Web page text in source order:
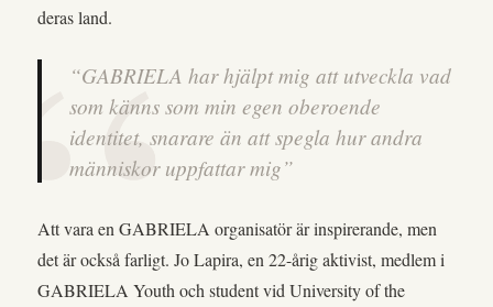
deras land.
“GABRIELA har hjälpt mig att utveckla vad
som känns som min egen oberoende
identitet, snarare än att spegla hur andra
människor uppfattar mig”
Att vara en GABRIELA organisatör är inspirerande, men
det är också farligt. Jo Lapira, en 22-årig aktivist, medlem i
GABRIELA Youth och student vid University of the